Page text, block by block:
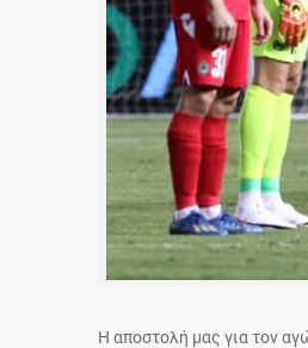
Η αποστολή μας για τον